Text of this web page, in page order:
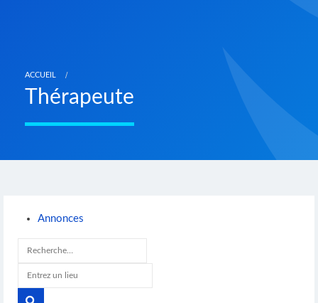
ACCUEIL
Thérapeute
Annonces